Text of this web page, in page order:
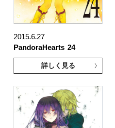
2015.6.27
PandoraHearts 24
詳しく見る